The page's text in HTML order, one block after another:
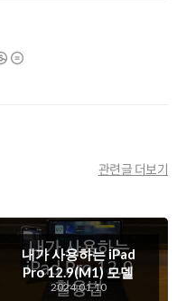
관련글 더보기
내가 사용하는 iPad
Pro 12.9(M1) 모델
활용법
2024.01.10